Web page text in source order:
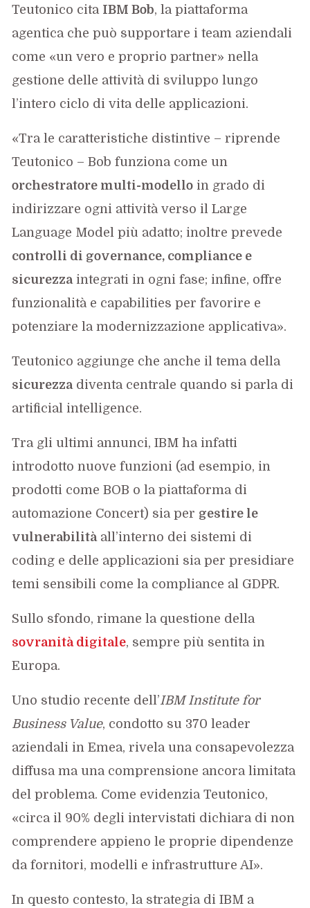
Teutonico cita IBM Bob, la piattaforma
agentica che può supportare i team aziendali
come «un vero e proprio partner» nella
gestione delle attività di sviluppo lungo
l’intero ciclo di vita delle applicazioni.
«Tra le caratteristiche distintive – riprende
Teutonico – Bob funziona come un
orchestratore multi-modello in grado di
indirizzare ogni attività verso il Large
Language Model più adatto; inoltre prevede
controlli di governance, compliance e
sicurezzaintegrati in ogni fase; infine, offre
funzionalità e capabilities per favorire e
potenziare la modernizzazione applicativa».
Teutonico aggiunge che anche il tema della
sicurezzadiventa centrale quando si parla di
artificial intelligence.
Tra gli ultimi annunci, IBM ha infatti
introdotto nuove funzioni (ad esempio, in
prodotti come BOB o la piattaforma di
automazione Concert) sia per gestire le
vulnerabilitàall’interno dei sistemi di
coding e delle applicazioni sia per presidiare
temi sensibili come la compliance al GDPR.
Sullo sfondo, rimane la questione della
sovranità digitale, sempre più sentita in
Europa.
Uno studio recente dell’IBM Institute for
Business Value, condotto su 370 leader
aziendali in Emea, rivela una consapevolezza
diffusa ma una comprensione ancora limitata
del problema. Come evidenzia Teutonico,
«circa il 90% degli intervistati dichiara di non
comprendere appieno le proprie dipendenze
da fornitori, modelli e infrastrutture AI».
In questo contesto, la strategia di IBM a